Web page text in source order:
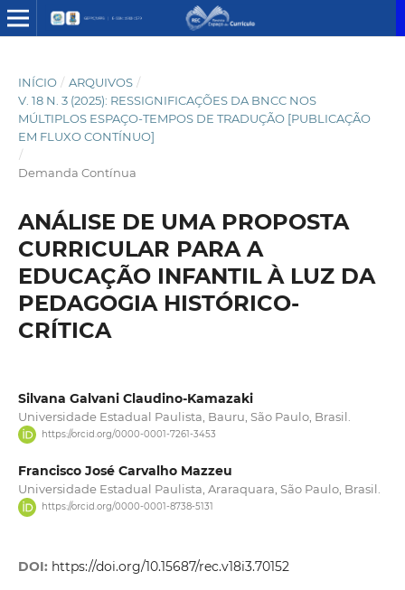
INÍCIO / ARQUIVOS /
V. 18 N. 3 (2025): RESSIGNIFICAÇÕES DA BNCC NOS
MÚLTIPLOS ESPAÇO-TEMPOS DE TRADUÇÃO [PUBLICAÇÃO
EM FLUXO CONTÍNUO]
/
Demanda Contínua
ANÁLISE DE UMA PROPOSTA
CURRICULAR PARA A
EDUCAÇÃO INFANTIL À LUZ DA
PEDAGOGIA HISTÓRICO-
CRÍTICA
Silvana Galvani Claudino-Kamazaki
Universidade Estadual Paulista, Bauru, São Paulo, Brasil.
https://orcid.org/0000-0001-7261-3453
Francisco José Carvalho Mazzeu
Universidade Estadual Paulista, Araraquara, São Paulo, Brasil.
https://orcid.org/0000-0001-8738-5131
DOI: https://doi.org/10.15687/rec.v18i3.70152